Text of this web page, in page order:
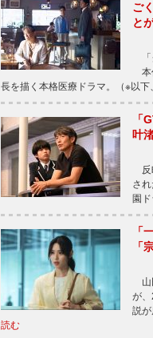
ご
と
「
本
長を描く本格医療ドラマ。（※以
「
叶
反
さ
園
「
「
山
が
説
読む